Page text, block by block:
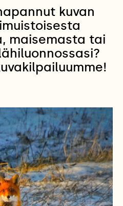
kuvan
maisemasta tai